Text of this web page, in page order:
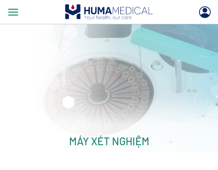
MÁY XÉT NGHIỆM